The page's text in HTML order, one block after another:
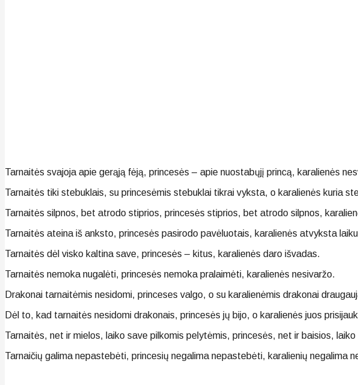
Tarnaitės svajoja apie gerąją fėją, princesės – apie nuostabųjį princą, karalienės
Tarnaitės tiki stebuklais, su princesėmis stebuklai tikrai vyksta, o karalienės kuria
Tarnaitės silpnos, bet atrodo stiprios, princesės stiprios, bet atrodo silpnos,
Tarnaitės ateina iš anksto, princesės pasirodo pavėluotais, karalienės atvyksta
Tarnaitės dėl visko kaltina save, princesės – kitus, karalienės daro išvadas.
Tarnaitės nemoka nugalėti, princesės nemoka pralaimėti, karalienės nesivaržo.
Drakonai tarnaitėmis nesidomi, princeses valgo, o su karalienėmis drakonai
Dėl to, kad tarnaitės nesidomi drakonais, princesės jų bijo, o karalienės juos
Tarnaitės, net ir mielos, laiko save pilkomis pelytėmis, princesės, net ir baisios,
Tarnaičių galima nepastebėti, princesių negalima nepastebėti, karalienių negalima